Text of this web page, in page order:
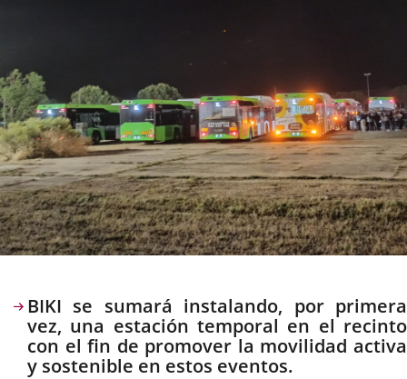
Descripción
BIKI se sumará instalando, por primera
vez, una estación temporal en el recinto
con el fin de promover la movilidad activa
y sostenible en estos eventos.